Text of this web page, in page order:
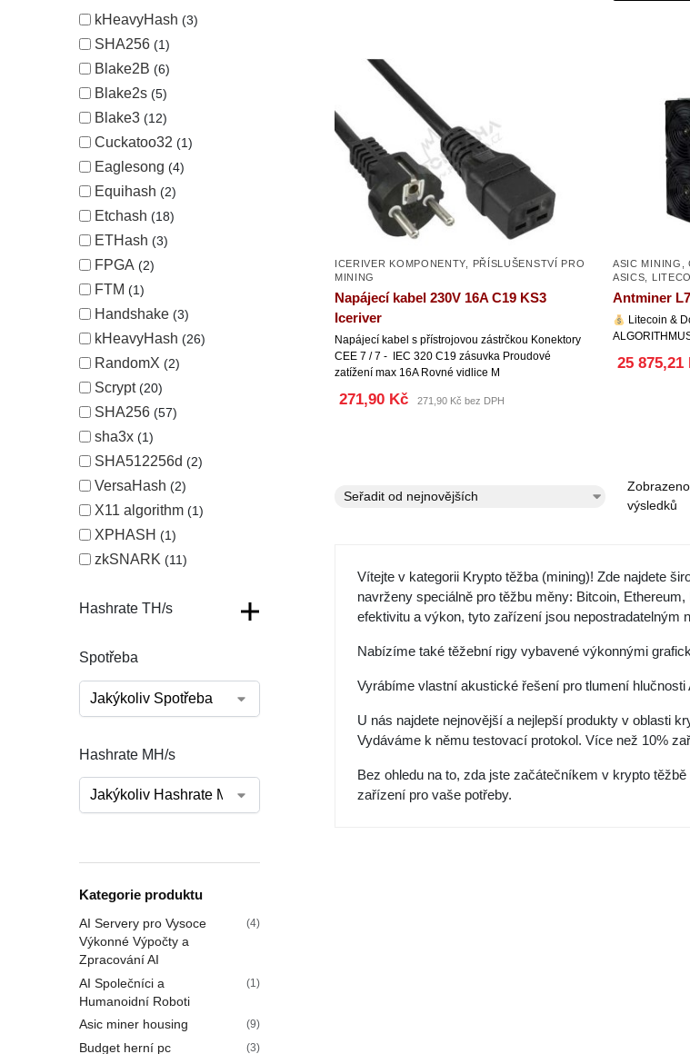
ICERIVER KOMPONENTY,
PŘÍSLUŠENSTVÍ PRO
MINING
Napájecí kabel 230V 16A C19 KS3
Iceriver
Napájecí kabel s přístrojovou zástrčkou Konektory
CEE 7 / 7 - IEC 320 C19 zásuvka Proudové
zatížení max 16A Rovné vidlice M
271,90 Kč 271,90 Kč bez DPH
ASIC MINING ,
ASICS,
Antminer
Litecoin &
25 875,21
výsledků
Vítejte v kategorii Krypto těžba (mining)! Zde najdete
navrženy speciálně pro těžbu měny: Bitcoin,
efektivitu a výkon, tyto zařízení jsou nepostradatelným
Nabízíme také těžební rigy vybavené výkonnými
Vyrábíme vlastní akustické řešení pro tlumení hlučnosti
U nás najdete nejnovější a nejlepší produkty v oblasti
Vydáváme k němu testovací protokol. Více než 10%
Bez ohledu na to, zda jste začátečníkem v krypto
zařízení pro vaše potřeby.
kHeavyHash 3
SHA256 1
Blake2B 6
Blake2s 5
Blake3 12
Cuckatoo32 1
Eaglesong 4
Equihash 2
Etchash 18
ETHash 3
FPGA 2
FTM 1
Handshake 3
kHeavyHash 26
RandomX 2
Scrypt 20
SHA256 57
sha3x 1
SHA512256d 2
VersaHash 2
X11 algorithm 1
XPHASH 1
zkSNARK 11
Hashrate TH/s
Spotřeba
Hashrate MH/s
Kategorie produktu
AI Servery pro Vysoce
Výkonné Výpočty a
Zpracování AI
(4)
AI Společníci a
Humanoidní Roboti
(1)
Asic miner housing (9)
Budget herní pc (3)